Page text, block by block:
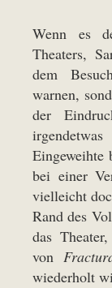
Wenn es
Theaters,
dem
warnen,
der
Eingeweihte
bei einer
vielleicht
Rand des
das
von
wiederholt